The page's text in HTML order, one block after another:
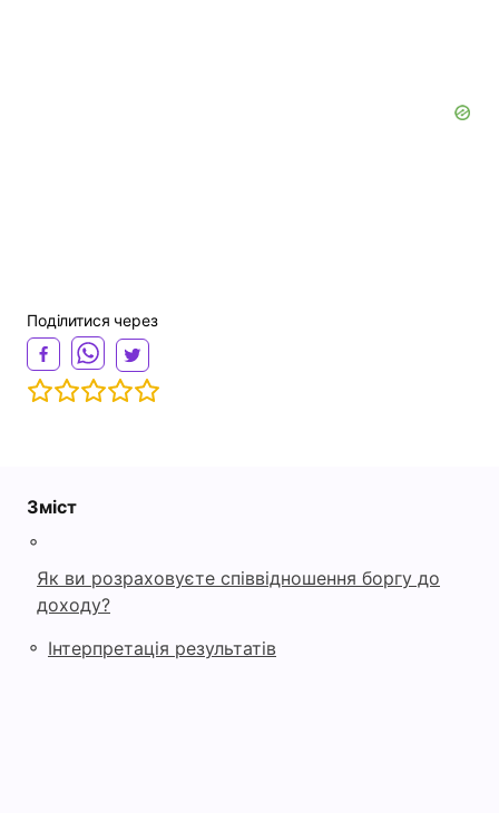
Поділитися через
Зміст
◦
Як ви розраховуєте співвідношення боргу до
доходу?
◦ Інтерпретація результатів